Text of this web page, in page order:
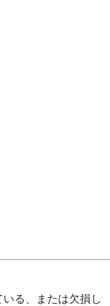
る、または欠損し